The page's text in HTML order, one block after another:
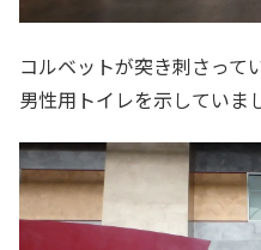
コルベットが突き刺さって
男性用トイレを示していま